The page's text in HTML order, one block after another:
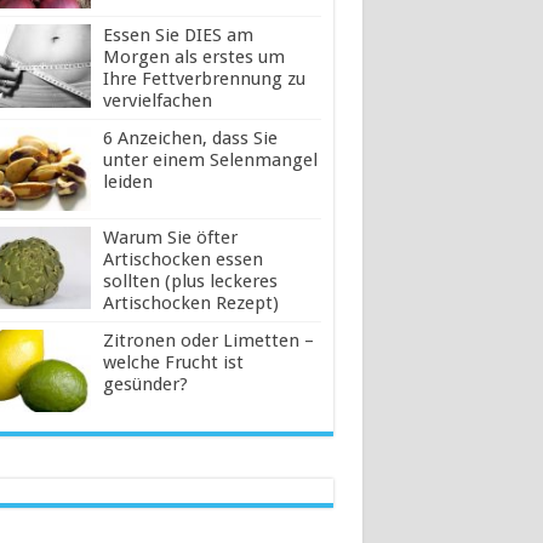
Essen Sie DIES am
Morgen als erstes um
Ihre Fettverbrennung zu
vervielfachen
6 Anzeichen, dass Sie
unter einem Selenmangel
leiden
Warum Sie öfter
Artischocken essen
sollten (plus leckeres
Artischocken Rezept)
Zitronen oder Limetten –
welche Frucht ist
gesünder?